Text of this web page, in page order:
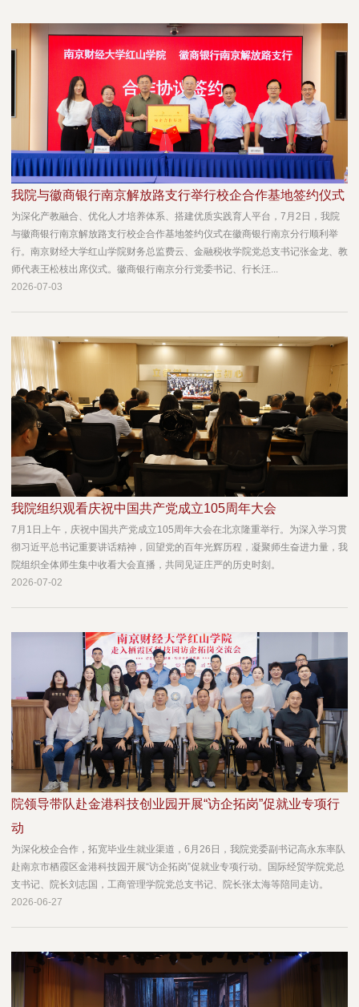
我院与徽商银行南京解放路支行举行校企合作基地签约仪式
为深化产教融合、优化人才培养体系、搭建优质实践育人平台，7月2日，我院
与徽商银行南京解放路支行校企合作基地签约仪式在徽商银行南京分行顺利举
行。南京财经大学红山学院财务总监费云、金融税收学院党总支书记张金龙、教
师代表王松枝出席仪式。徽商银行南京分行党委书记、行长汪...
2026-07-03
我院组织观看庆祝中国共产党成立105周年大会
7月1日上午，庆祝中国共产党成立105周年大会在北京隆重举行。为深入学习贯
彻习近平总书记重要讲话精神，回望党的百年光辉历程，凝聚师生奋进力量，我
院组织全体师生集中收看大会直播，共同见证庄严的历史时刻。
2026-07-02
院领导带队赴金港科技创业园开展“访企拓岗”促就业专项行
动
为深化校企合作，拓宽毕业生就业渠道，6月26日，我院党委副书记高永东率队
赴南京市栖霞区金港科技园开展“访企拓岗”促就业专项行动。国际经贸学院党总
支书记、院长刘志国，工商管理学院党总支书记、院长张太海等陪同走访。
2026-06-27